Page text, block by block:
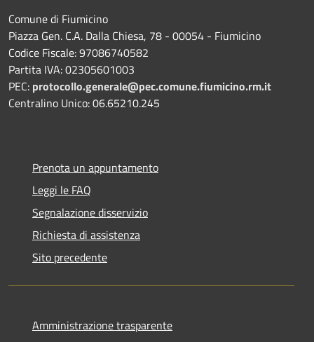
Comune di Fiumicino
Piazza Gen. C.A. Dalla Chiesa, 78 - 00054 - Fiumicino
Codice Fiscale: 97086740582
Partita IVA: 02305601003
PEC: protocollo.generale@pec.comune.fiumicino.rm.it
Centralino Unico: 06.65210.245
Prenota un appuntamento
Leggi le FAQ
Segnalazione disservizio
Richiesta di assistenza
Sito precedente
Amministrazione trasparente